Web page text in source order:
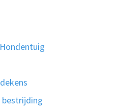
bestrijding